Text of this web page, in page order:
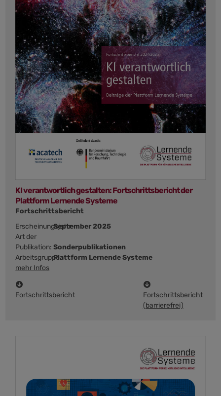
KI verantwortlich gestalten: Fortschrittsbericht der
Plattform Lernende Systeme
Fortschrittsbericht
Erscheinungsjahr:September 2025
Art der
Publikation: Sonderpublikationen
Arbeitsgruppe:Plattform Lernende Systeme
mehr Infos
Fortschrittsbericht
Fortschrittsbericht
(barrierefrei)